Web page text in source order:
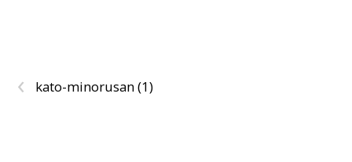
‹ kato-minorusan (1)